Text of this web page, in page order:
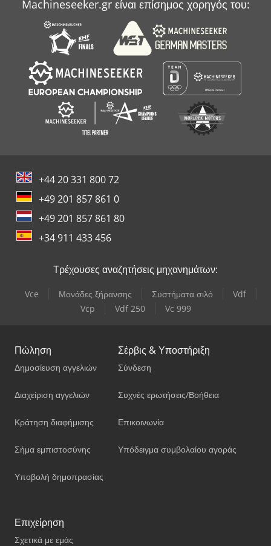
Machineseeker.gr είναι επίσημος χορηγός του:
+44 20 331 800 72
+49 201 857 861 0
+49 201 857 861 80
+34 911 433 456
Τρέχουσες αναζητήσεις μηχανημάτων:
Vce Μονάδες ξήρανσης Συστήματα σιλό
Vdf
Vcp
Vdf 250 Vc 999
Πώληση
Δημοσίευση αγγελιών
Διαχείριση αγγελιών
Κράτηση διαφήμισης
Σήμα εμπιστοσύνης
Υποβολή δημοπρασίας
Σέρβις & Υποστήριξη
Σύνδεση
Συχνές ερωτήσεις/Βοήθεια
Επικοινωνία
Υπόδειγμα συμβολαίου αγοράς
Επιχείρηση
Σχετικά με εμάς